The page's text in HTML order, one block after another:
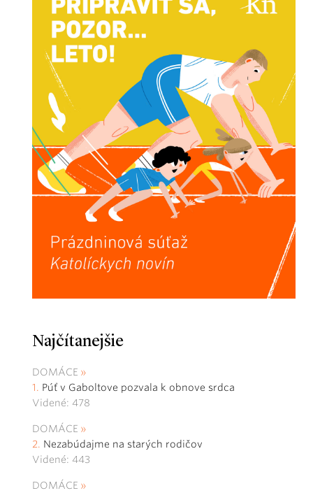
Najčítanejšie
DOMÁCE
Púť v Gaboltove pozvala k obnove srdca
Videné: 478
DOMÁCE
Nezabúdajme na starých rodičov
Videné: 443
DOMÁCE